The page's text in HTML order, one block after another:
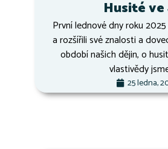
Husité
První lednové dny roku
a rozšířili své znalosti a
období našich dějin, o
vlastivědy
25 ledna,